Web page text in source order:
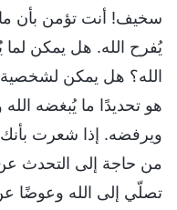
سخيف! أنت تؤمن بأن
يُفرح الله. هل يمكن
الله؟ هل يمكن لشخصية
هو تحديدًا ما يُبغضه
ويرفضه. إذا شعرت
من حاجة إلى التحدث عن
تصلّي إلى الله وعوضًا